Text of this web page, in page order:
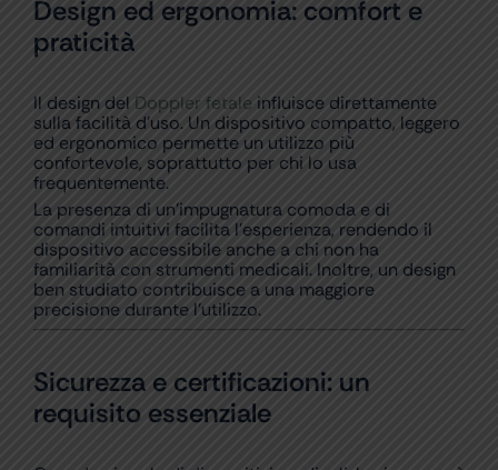
Design ed ergonomia: comfort e
praticità
Il design del Doppler fetale influisce direttamente
sulla facilità d’uso. Un dispositivo compatto, leggero
ed ergonomico permette un utilizzo più
confortevole, soprattutto per chi lo usa
frequentemente.
La presenza di un’impugnatura comoda e di
comandi intuitivi facilita l’esperienza, rendendo il
dispositivo accessibile anche a chi non ha
familiarità con strumenti medicali. Inoltre, un design
ben studiato contribuisce a una maggiore
precisione durante l’utilizzo.
Sicurezza e certificazioni: un
requisito essenziale